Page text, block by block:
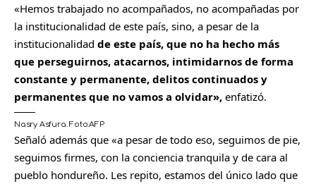
«Hemos trabajado no acompañados, no acompañadas por
la institucionalidad de este país, sino, a pesar de la
institucionalidad de este país, que no ha hecho más
que perseguirnos, atacarnos, intimidarnos de forma
constante y permanente, delitos continuados y
permanentes que no vamos a olvidar», enfatizó.
Nasry Asfura.Foto:AFP
Señaló además que «a pesar de todo eso, seguimos de pie,
seguimos firmes, con la conciencia tranquila y de cara al
pueblo hondureño. Les repito, estamos del único lado que